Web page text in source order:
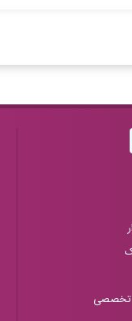
تخصصی